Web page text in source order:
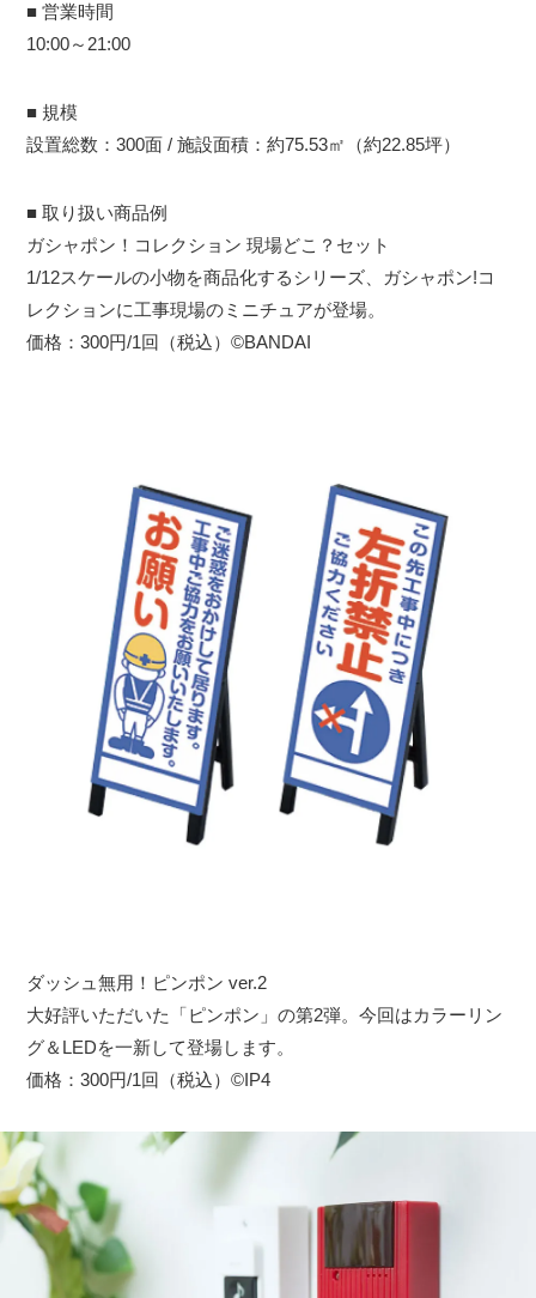
■ 営業時間
10:00～21:00
■ 規模
設置総数：300面 / 施設面積：約75.53㎡（約22.85坪）
■ 取り扱い商品例
ガシャポン！コレクション 現場どこ？セット
1/12スケールの小物を商品化するシリーズ、ガシャポン!コ
レクションに工事現場のミニチュアが登場。
価格：300円/1回（税込）©BANDAI
ダッシュ無用！ピンポン ver.2
大好評いただいた「ピンポン」の第2弾。今回はカラーリン
グ＆LEDを一新して登場します。
価格：300円/1回（税込）©IP4